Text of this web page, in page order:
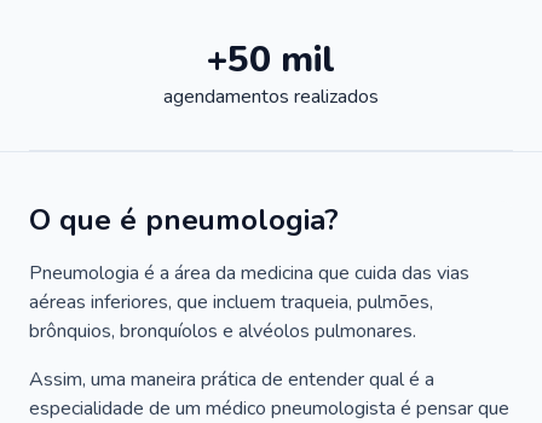
+50 mil
agendamentos realizados
O que é pneumologia?
Pneumologia é a área da medicina que cuida das vias
aéreas inferiores, que incluem traqueia, pulmões,
brônquios, bronquíolos e alvéolos pulmonares.
Assim, uma maneira prática de entender qual é a
especialidade de um médico pneumologista é pensar que